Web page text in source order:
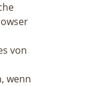
von
wenn